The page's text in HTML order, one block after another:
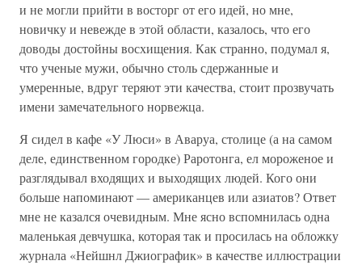
и не могли прийти в восторг от его идей, но мне,
новичку и невежде в этой области, казалось, что его
доводы достойны восхищения. Как странно, подумал я,
что ученые мужи, обычно столь сдержанные и
умеренные, вдруг теряют эти качества, стоит прозвучать
имени замечательного норвежца.
Я сидел в кафе «У Люси» в Аваруа, столице (а на самом
деле, единственном городке) Раротонга, ел мороженое и
разглядывал входящих и выходящих людей. Кого они
больше напоминают — американцев или азиатов? Ответ
мне не казался очевидным. Мне ясно вспомнилась одна
маленькая девчушка, которая так и просилась на обложку
журнала «Нейшнл Джиографик» в качестве иллюстрации